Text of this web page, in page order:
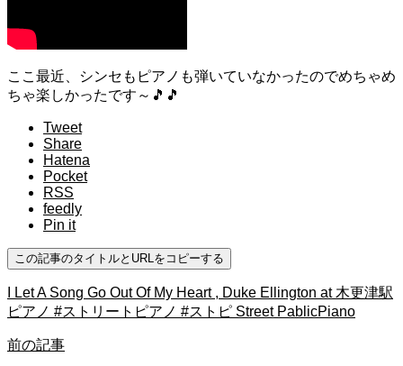
ここ最近、シンセもピアノも弾いていなかったのでめちゃめ
ちゃ楽しかったです～🎵🎵
Tweet
Share
Hatena
Pocket
RSS
feedly
Pin it
この記事のタイトルとURLをコピーする
I Let A Song Go Out Of My Heart , Duke Ellington at 木更津駅
ピアノ #ストリートピアノ #ストピ Street PablicPiano
前の記事